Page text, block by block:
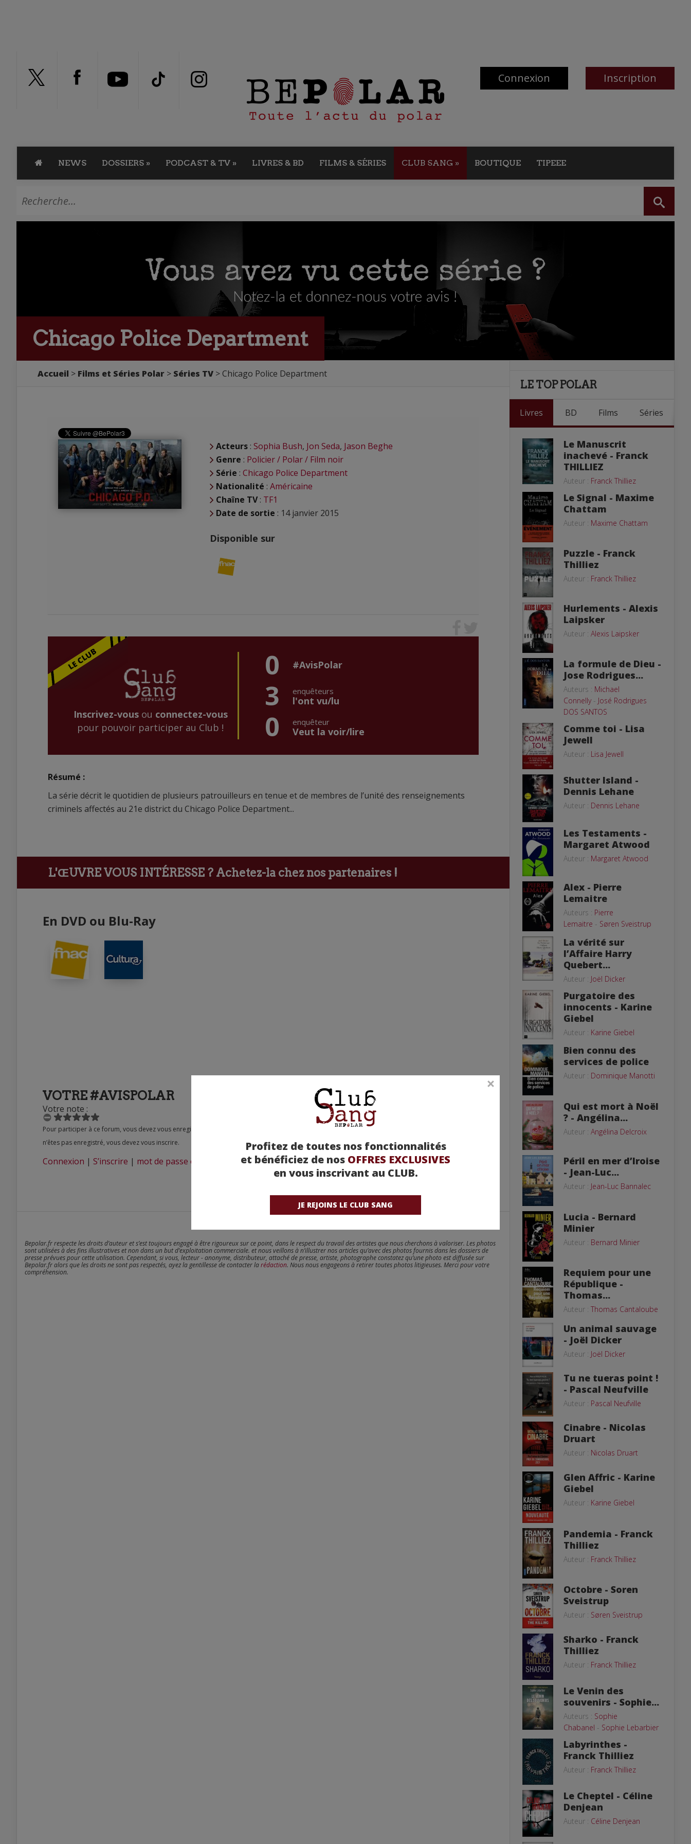
Connexion Inscription
NEWS DOSSIERS » PODCAST & TV » LIVRES & BD FILMS & SÉRIES CLUB SANG » BOUTIQUE TIPEEE
Profitez de toutes nos fonctionnalités
et bénéficiez de nos OFFRES EXCLUSIVES
en vous inscrivant au CLUB.
JE REJOINS LE CLUB SANG
Chicago Police Department
Accueil Films et Séries Polar Séries TV Chicago Police Department
Acteurs : Sophia Bush, Jon Seda, Jason Beghe
Genre : Policier / Polar / Film noir
Série : Chicago Police Department
Nationalité : Américaine
Chaîne TV: TF1
Date de sortie : 14 janvier 2015
Disponible sur
Inscrivez-vousou connectez-vous
pour pouvoir participer au Club !
0 #AvisPolar
3 enquêteurs
l'ont vu/lu
0 enquêteur
Veut la voir/lire
Résumé :
La série décrit le quotidien de plusieurs patrouilleurs en tenue et de membres de l’unité des renseignements
criminels affectés au 21e district du Chicago Police Department...
L'ŒUVRE VOUS INTÉRESSE ? Achetez-la chez nos partenaires !
En DVD ou Blu-Ray
VOTRE #AVISPOLAR
Votre note :
Pour participer à ce forum, vous devez vous enregistrer au préalable. Merci d’indiquer ci-dessous l’identifiant personnel qui vous a été fourni. Si vous
n’êtes pas enregistré, vous devez vous inscrire.
Connexion | S’inscrire | mot de passe oublié ?
Bepolar.fr respecte les droits d’auteur et s’est toujours engagé à être rigoureux sur ce point, dans le respect du travail des artistes que nous cherchons à valoriser. Les photos
sont utilisées à des fins illustratives et non dans un but d’exploitation commerciale. et nous veillons à n’illustrer nos articles qu’avec des photos fournis dans les dossiers de
presse prévues pour cette utilisation. Cependant, si vous, lecteur - anonyme, distributeur, attaché de presse, artiste, photographe constatez qu’une photo est diffusée sur
Bepolar.fr alors que les droits ne sont pas respectés, ayez la gentillesse de contacter larédaction. Nous nous engageons à retirer toutes photos litigieuses. Merci pour votre
compréhension.
LE TOP POLAR
Livres BD Films Séries
Le Manuscrit
inachevé - Franck
THILLIEZ
Auteur : Franck Thilliez
Le Signal - Maxime
Chattam
Auteur : Maxime Chattam
Puzzle - Franck
Thilliez
Auteur : Franck Thilliez
Hurlements - Alexis
Laipsker
Auteur : Alexis Laipsker
La formule de Dieu -
Jose Rodrigues...
Auteurs : Michael
Connelly- José Rodrigues
DOS SANTOS
Comme toi - Lisa
Jewell
Auteur : Lisa Jewell
Shutter Island -
Dennis Lehane
Auteur : Dennis Lehane
Les Testaments -
Margaret Atwood
Auteur : Margaret Atwood
Alex - Pierre
Lemaitre
Auteurs : Pierre
Lemaitre - Søren Sveistrup
La vérité sur
l’Affaire Harry
Quebert...
Auteur : Joël Dicker
Purgatoire des
innocents - Karine
Giebel
Auteur : Karine Giebel
Bien connu des
services de police
Auteur : Dominique Manotti
Qui est mort à Noël
? - Angélina...
Auteur : Angélina Delcroix
Péril en mer d’Iroise
- Jean-Luc...
Auteur : Jean-Luc Bannalec
Lucia - Bernard
Minier
Auteur : Bernard Minier
Requiem pour une
République -
Thomas...
Auteur : Thomas Cantaloube
Un animal sauvage
- Joël Dicker
Auteur : Joël Dicker
Tu ne tueras point !
- Pascal Neufville
Auteur : Pascal Neufville
Cinabre - Nicolas
Druart
Auteur : Nicolas Druart
Glen Affric - Karine
Giebel
Auteur : Karine Giebel
Pandemia - Franck
Thilliez
Auteur : Franck Thilliez
Octobre - Soren
Sveistrup
Auteur : Søren Sveistrup
Sharko - Franck
Thilliez
Auteur : Franck Thilliez
Le Venin des
souvenirs - Sophie...
Auteurs : Sophie
Chabanel - Sophie Lebarbier
Labyrinthes -
Franck Thilliez
Auteur : Franck Thilliez
Le Cheptel - Céline
Denjean
Auteur : Céline Denjean